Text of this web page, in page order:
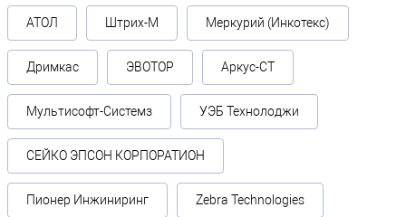
АТОЛ Штрих-М Меркурий (Инкотекс)
Дримкас ЭВОТОР Аркус-СТ
Мультисофт-Системз УЭБ Технолоджи
СЕЙКО ЭПСОН КОРПОРАТИОН
Пионер Инжиниринг Zebra Technologies